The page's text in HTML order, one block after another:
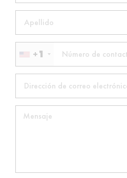
+1